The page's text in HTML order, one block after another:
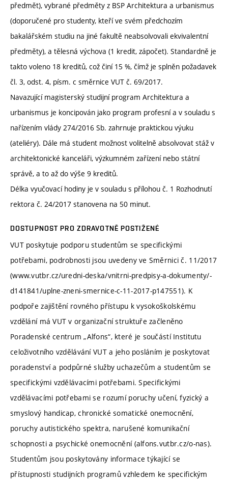
předmět), vybrané předměty z BSP Architektura a urbanismus
(doporučené pro studenty, kteří ve svém předchozím
bakalářském studiu na jiné fakultě neabsolvovali ekvivalentní
předměty), a tělesná výchova (1 kredit, zápočet). Standardně je
takto voleno 18 kreditů, což činí 15 %, čímž je splněn požadavek
čl. 3, odst. 4, písm. c směrnice VUT č. 69/2017.
Navazující magisterský studijní program Architektura a
urbanismus je koncipován jako program profesní a v souladu s
nařízením vlády 274/2016 Sb. zahrnuje praktickou výuku
(ateliéry). Dále má student možnost volitelně absolvovat stáž v
architektonické kanceláři, výzkumném zařízení nebo státní
správě, a to až do výše 9 kreditů.
Délka vyučovací hodiny je v souladu s přílohou č. 1 Rozhodnutí
rektora č. 24/2017 stanovena na 50 minut.
DOSTUPNOST PRO ZDRAVOTNĚ POSTIŽENÉ
VUT poskytuje podporu studentům se specifickými
potřebami, podrobnosti jsou uvedeny ve Směrnici č. 11/2017
(www.vutbr.cz/uredni-deska/vnitrni-predpisy-a-dokumenty/-
d141841/uplne-zneni-smernice-c-11-2017-p147551). K
podpoře zajištění rovného přístupu k vysokoškolskému
vzdělání má VUT v organizační struktuře začleněno
Poradenské centrum „Alfons“, které je součástí Institutu
celoživotního vzdělávání VUT a jeho posláním je poskytovat
poradenství a podpůrné služby uchazečům a studentům se
specifickými vzdělávacími potřebami. Specifickými
vzdělávacími potřebami se rozumí poruchy učení, fyzický a
smyslový handicap, chronické somatické onemocnění,
poruchy autistického spektra, narušené komunikační
schopnosti a psychické onemocnění (alfons.vutbr.cz/o-nas).
Studentům jsou poskytovány informace týkající se
přístupnosti studijních programů vzhledem ke specifickým